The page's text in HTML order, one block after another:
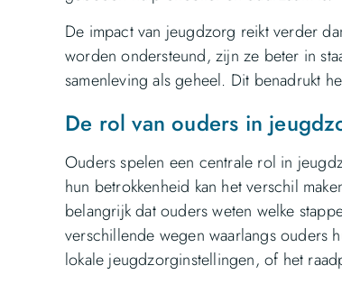
De impact van jeugdzorg reikt verder
worden ondersteund, zijn ze beter in
samenleving als geheel. Dit benadrukt
De rol van ouders in
Ouders spelen een centrale rol in
hun betrokkenheid kan het verschil
belangrijk dat ouders weten welke
verschillende wegen waarlangs ouders
lokale jeugdzorginstellingen, of het